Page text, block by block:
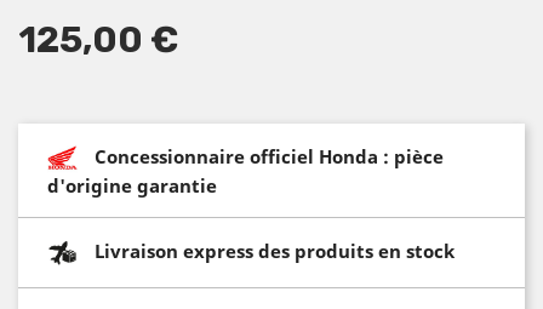
125,00 €
Concessionnaire officiel Honda : pièce
d'origine garantie
Livraison express des produits en stock